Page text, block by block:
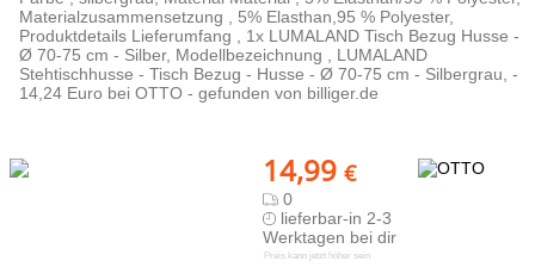
Materialzusammensetzung , 5% Elasthan,95 % Polyester,
Produktdetails Lieferumfang , 1x LUMALAND Tisch Bezug Husse -
Ø 70-75 cm - Silber, Modellbezeichnung , LUMALAND
Stehtischhusse - Tisch Bezug - Husse - Ø 70-75 cm - Silbergrau, -
14,24 Euro bei OTTO - gefunden von billiger.de
14,99 €
0
lieferbar-in 2-3
Werktagen bei dir
Preis kann jetzt höher sein